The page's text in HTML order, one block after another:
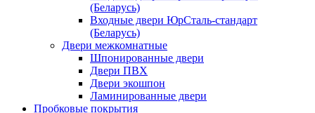
(Беларусь)
Входные двери ЮрСталь-стандарт
(Беларусь)
Двери межкомнатные
Шпонированные двери
Двери ПВХ
Двери экошпон
Ламинированные двери
Пробковые покрытия